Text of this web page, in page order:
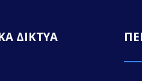
ΔΙΚΤΥΑ